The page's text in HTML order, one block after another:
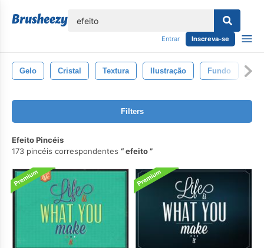
Entrar Inscreva-se
Gelo Cristal Textura Ilustração Fundo
Filters
Efeito Pincéis
173 pincéis correspondentes
efeito